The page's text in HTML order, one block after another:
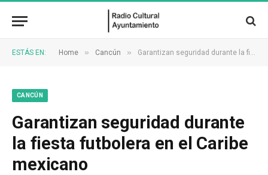
ESTÁS EN: Home » Cancún » Garantizan seguridad durante la fiesta futbolera en el Caribe mexicano
CANCÚN
Garantizan seguridad durante
la fiesta futbolera en el Caribe
mexicano